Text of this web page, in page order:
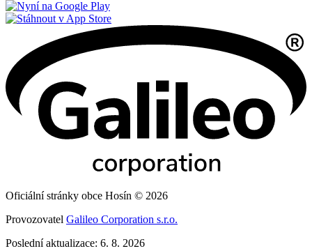
Oficiální stránky obce Hosín © 2026
Provozovatel Galileo Corporation s.r.o.
Poslední aktualizace: 6. 8. 2026